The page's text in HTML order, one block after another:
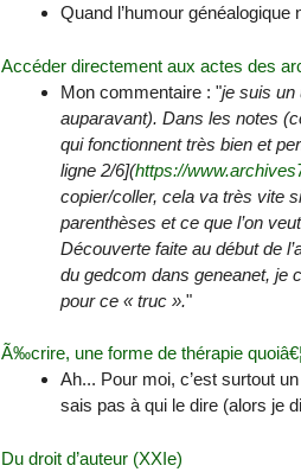
Quand l’humour
Accéder directement aux actes des
Mon commentaire : "je suis un
auparavant). Dans les notes
qui fonctionnent très bien et
ligne 2/6](https://
copier/coller, cela va très vite
parenthèses et ce que l’on
Découverte faite au début de
du gedcom dans geneanet, je
pour ce « truc »."
Ã‰crire, une forme de thérapie quoiâ€¦
Ah... Pour moi, c’est surtout
sais pas à qui le dire (alors je
Du droit d’auteur (XXIe)